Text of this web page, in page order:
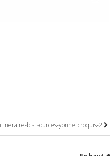
itineraire-bis_sources-yonne_croquis-2